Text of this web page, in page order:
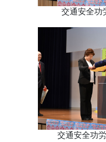
交通安全功
交通安全功